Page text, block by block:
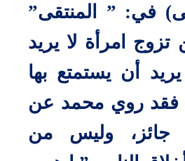
في: ” المنتقى”
تزوج امرأة لا يريد
يريد أن يستمتع بها
فقد روي محمد عن
جائز، وليس من